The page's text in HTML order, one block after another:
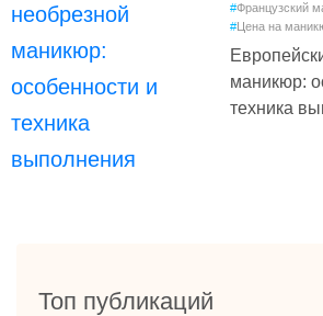
#Французский
#Цена на
маникюр:
техника
Топ публикаций